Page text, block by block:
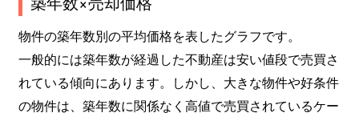
物件の築年数別の平均価格を表したグラフです。
一般的には築年数が経過した不動産は安い値段で売買さ
れている傾向にあります。しかし、大きな物件や好条件
の物件は、築年数に関係なく高値で売買されているケー